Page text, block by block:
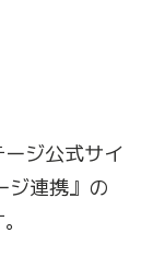
ジ公式サイ
ジ連携』の